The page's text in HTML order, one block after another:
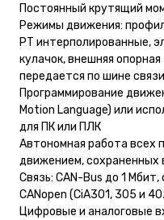
Постоянный крутящий
Режимы движения:
PT интерполированные,
кулачок, внешняя
передается по шине связи
Программирование
Motion Language) или
для ПК или ПЛК
Автономная работа всех
движением, сохраненных
Связь: CAN-Bus до 1 Мбит,
CANopen (CiA301, 305 и
Цифровые и аналоговые